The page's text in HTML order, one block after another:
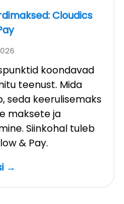
Cloudics
koondavad
teenust. Mida
seda keerulisemaks
maksete ja
Siinkohal tuleb
& Pay.
→